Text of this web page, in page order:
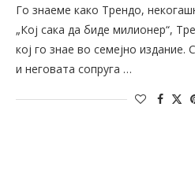
Го знаеме како Трендо,
„Кој сака да биде милионер“,
кој го знае во семејно
и неговата сопруга …